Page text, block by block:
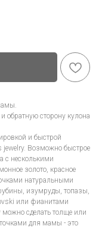
обратную сторону кулона
и быстрой
jewelry. Возможно быстрое
с несколькими
золото, красное
натуральными
изумруды, топазы,
или фианитами
можно сделать толще или
для мамы - это